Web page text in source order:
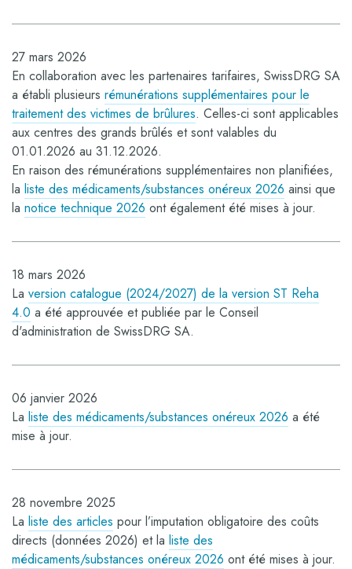
27 mars 2026
En collaboration avec les partenaires tarifaires, SwissDRG SA
a établi plusieurs rémunérations supplémentaires pour le
traitement des victimes de brûlures. Celles-ci sont applicables
aux centres des grands brûlés et sont valables du
01.01.2026 au 31.12.2026.
En raison des rémunérations supplémentaires non planifiées,
la liste des médicaments/substances onéreux 2026 ainsi que
la notice technique 2026 ont également été mises à jour.
18 mars 2026
La version catalogue (2024/2027) de la version ST Reha
4.0 a été approuvée et publiée par le Conseil
d'administration de SwissDRG SA.
06 janvier 2026
La liste des médicaments/substances onéreux 2026 a été
mise à jour.
28 novembre 2025
La liste des articles pour l’imputation obligatoire des coûts
directs (données 2026) et la liste des
médicaments/substances onéreux 2026 ont été mises à jour.